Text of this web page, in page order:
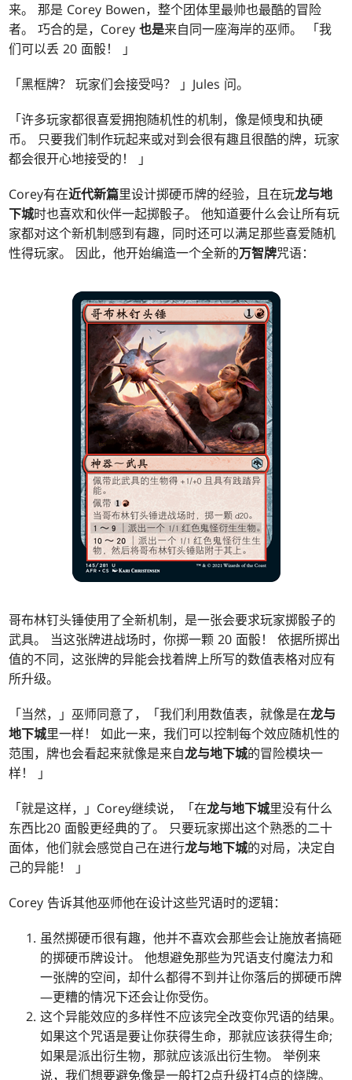
来。 那是 Corey Bowen，整个团体里最帅也最酷的冒险
者。 巧合的是，Corey也是来自同一座海岸的巫师。 「我
们可以丢 20 面骰！ 」
「黑框牌？ 玩家们会接受吗？ 」Jules 问。
「许多玩家都很喜爱拥抱随机性的机制，像是倾曳和执硬
币。 只要我们制作玩起来或对到会很有趣且很酷的牌，玩家
都会很开心地接受的！ 」
Corey有在近代新篇里设计掷硬币牌的经验，且在玩龙与地
下城时也喜欢和伙伴一起掷骰子。 他知道要什么会让所有玩
家都对这个新机制感到有趣，同时还可以满足那些喜爱随机
性得玩家。 因此，他开始编造一个全新的万智牌咒语：
哥布林钉头锤使用了全新机制，是一张会要求玩家掷骰子的
武具。 当这张牌进战场时，你掷一颗 20 面骰！ 依据所掷出
值的不同，这张牌的异能会找着牌上所写的数值表格对应有
所升级。
「当然，」巫师同意了，「我们利用数值表，就像是在龙与
地下城里一样！ 如此一来，我们可以控制每个效应随机性的
范围，牌也会看起来就像是来自龙与地下城的冒险模块一
样！ 」
「就是这样，」Corey继续说，「在龙与地下城里没有什么
东西比20 面骰更经典的了。 只要玩家掷出这个熟悉的二十
面体，他们就会感觉自己在进行龙与地下城的对局，决定自
己的异能！ 」
Corey 告诉其他巫师他在设计这些咒语时的逻辑：
虽然掷硬币很有趣，他并不喜欢会那些会让施放者搞砸
的掷硬币牌设计。 他想避免那些为咒语支付魔法力和
一张牌的空间，却什么都得不到并让你落后的掷硬币牌
—更糟的情况下还会让你受伤。
这个异能效应的多样性不应该完全改变你咒语的结果。
如果这个咒语是要让你获得生命，那就应该获得生命;
如果是派出衍生物，那就应该派出衍生物。 举例来
说，我们想要避免像是一般打2点升级打4点的烧牌。